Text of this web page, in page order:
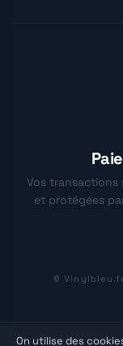
Vos
et protégées
©
On utilise des